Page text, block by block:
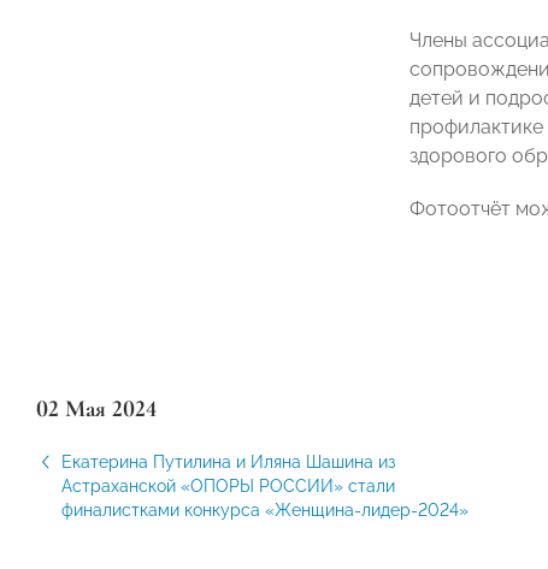
Члены
детей и
здорового
Фотоотчёт
02 Мая 2024
Екатерина Путилина и Иляна Шашина из
Астраханской «ОПОРЫ РОССИИ» стали
финалистками конкурса «Женщина-лидер-2024»